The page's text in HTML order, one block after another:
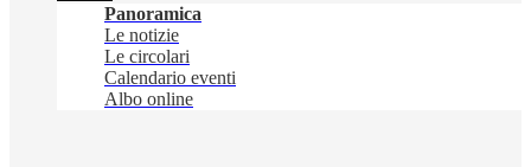
Panoramica
Le notizie
Le circolari
Calendario eventi
Albo online